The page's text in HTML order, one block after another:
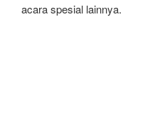
acara spesial lainnya.